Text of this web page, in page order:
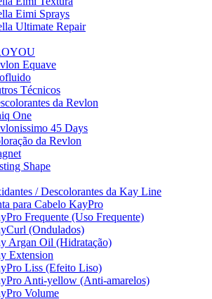
Eimi Sprays
Ultimate Repair
Equave
Técnicos
da Revlon
One
45 Days
da Revlon
Shape
/ Descolorantes da Kay Line
para Cabelo KayPro
Frequente (Uso Frequente)
(Ondulados)
Argan Oil (Hidratação)
Extension
Liss (Efeito Liso)
Anti-yellow (Anti-amarelos)
Volume